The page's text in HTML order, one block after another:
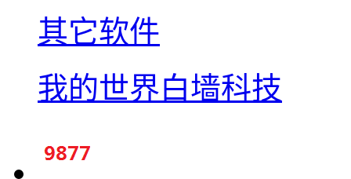
其它软件
我的世界白墙科技